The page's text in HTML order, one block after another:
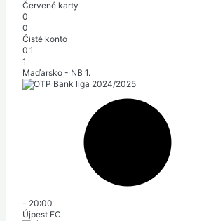
Červené karty
0
0
Čisté konto
0.1
1
Maďarsko - NB 1.
- 20:00
Újpest FC